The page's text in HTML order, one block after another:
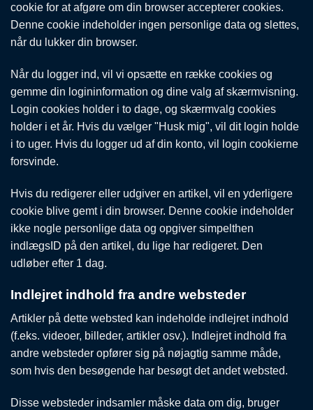
cookie for at afgøre om din browser accepterer cookies.
Denne cookie indeholder ingen personlige data og slettes,
når du lukker din browser.
Når du logger ind, vil vi opsætte en række cookies og
gemme din logininformation og dine valg af skærmvisning.
Login cookies holder i to dage, og skærmvalg cookies
holder i et år. Hvis du vælger "Husk mig", vil dit login holde
i to uger. Hvis du logger ud af din konto, vil login cookierne
forsvinde.
Hvis du redigerer eller udgiver en artikel, vil en yderligere
cookie blive gemt i din browser. Denne cookie indeholder
ikke nogle personlige data og opgiver simpelthen
indlægsID på den artikel, du lige har redigeret. Den
udløber efter 1 dag.
Indlejret indhold fra andre websteder
Artikler på dette websted kan indeholde indlejret indhold
(f.eks. videoer, billeder, artikler osv.). Indlejret indhold fra
andre websteder opfører sig på nøjagtig samme måde,
som hvis den besøgende har besøgt det andet websted.
Disse websteder indsamler måske data om dig, bruger